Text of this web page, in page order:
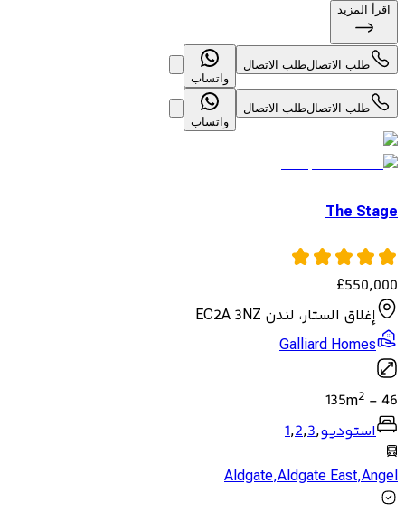
اقرأ المزيد
طلب الاتصالطلب الاتصال
واتساب
طلب الاتصالطلب الاتصال
واتساب
The Stage
£550,000
إغلاق الستار، لندن EC2A 3NZ
Galliard Homes
46
-
135m2
استوديو,
1,2,3
Aldgate,Aldgate East,Angel